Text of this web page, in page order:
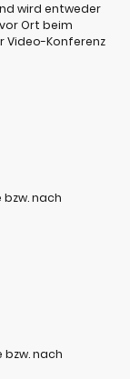
wird entweder
Ort beim
Video-Konferenz
nach
bzw. nach